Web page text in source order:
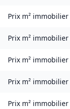
Prix m² immobilier
Prix m² immobilier
Prix m² immobilier
Prix m² immobilier
Prix m² immobilier